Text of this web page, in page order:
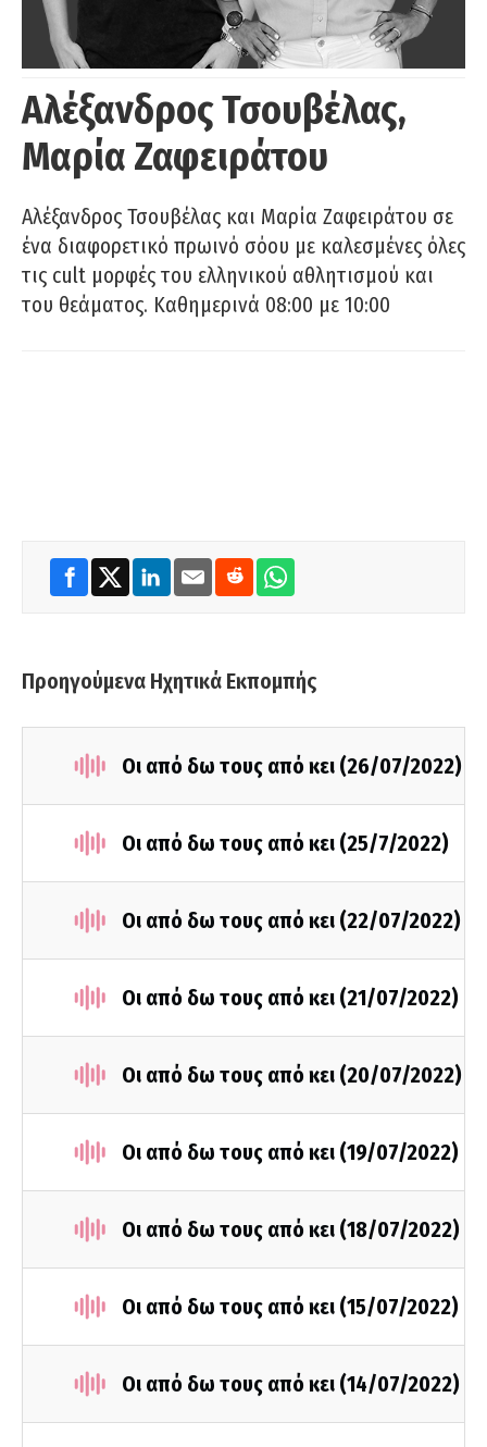
Αλέξανδρος Τσουβέλας,
Μαρία Ζαφειράτου
Αλέξανδρος Τσουβέλας και Μαρία Ζαφειράτου σε
ένα διαφορετικό πρωινό σόου με καλεσμένες όλες
τις cult μορφές του ελληνικού αθλητισμού και
του θεάματος. Καθημερινά 08:00 με 10:00
Προηγούμενα Ηχητικά Εκπομπής
Οι από δω τους από κει (26/07/2022)
Οι από δω τους από κει (25/7/2022)
Οι από δω τους από κει (22/07/2022)
Οι από δω τους από κει (21/07/2022)
Οι από δω τους από κει (20/07/2022)
Οι από δω τους από κει (19/07/2022)
Οι από δω τους από κει (18/07/2022)
Οι από δω τους από κει (15/07/2022)
Οι από δω τους από κει (14/07/2022)